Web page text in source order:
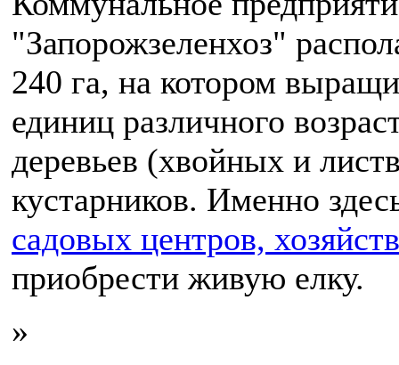
"Запорожзеленхоз"
240 га, на котором
единиц различного
деревьев (хвойных и
кустарников. Именно
садовых центров, хозяйств
приобрести живую елку.
»